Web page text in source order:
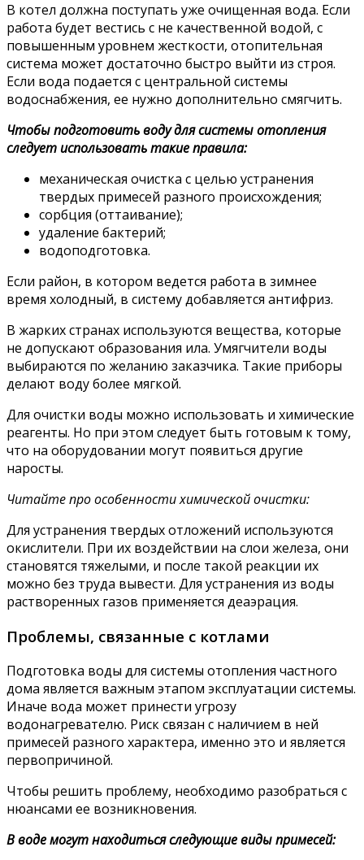
В котел должна поступать уже очищенная вода. Если
работа будет вестись с не качественной водой, с
повышенным уровнем жесткости, отопительная
система может достаточно быстро выйти из строя.
Если вода подается с центральной системы
водоснабжения, ее нужно дополнительно смягчить.
Чтобы подготовить воду для системы отопления
следует использовать такие правила:
механическая очистка с целью устранения
твердых примесей разного происхождения;
сорбция (оттаивание);
удаление бактерий;
водоподготовка.
Если район, в котором ведется работа в зимнее
время холодный, в систему добавляется антифриз.
В жарких странах используются вещества, которые
не допускают образования ила. Умягчители воды
выбираются по желанию заказчика. Такие приборы
делают воду более мягкой.
Для очистки воды можно использовать и химические
реагенты. Но при этом следует быть готовым к тому,
что на оборудовании могут появиться другие
наросты.
Читайте про особенности химической очистки:
Для устранения твердых отложений используются
окислители. При их воздействии на слои железа, они
становятся тяжелыми, и после такой реакции их
можно без труда вывести. Для устранения из воды
растворенных газов применяется деаэрация.
Проблемы, связанные с котлами
Подготовка воды для системы отопления частного
дома является важным этапом эксплуатации системы.
Иначе вода может принести угрозу
водонагревателю. Риск связан с наличием в ней
примесей разного характера, именно это и является
первопричиной.
Чтобы решить проблему, необходимо разобраться с
нюансами ее возникновения.
В воде могут находиться следующие виды примесей: